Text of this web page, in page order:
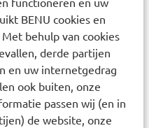
BENU cookies en
behulp van cookies
derde partijen
en uw internetgedrag
ook buiten, onze
passen wij (en in
de website, onze
/ Corn Starch -
Phosphate -
-
Crosspolymer -
Glycol -